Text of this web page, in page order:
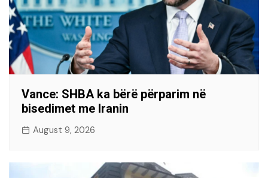
Vance: SHBA ka bërë përparim në
bisedimet me Iranin
August 9, 2026